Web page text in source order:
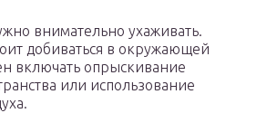
внимательно ухаживать.
добиваться в окружающей
включать опрыскивание
или использование